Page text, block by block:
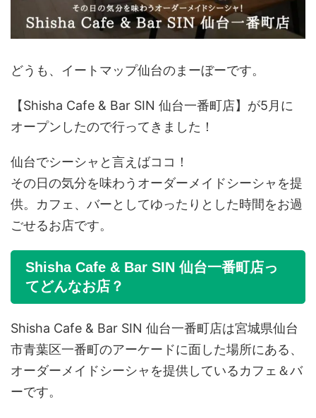
どうも、イートマップ仙台のまーぼーです。
【Shisha Cafe & Bar SIN 仙台一番町店】が5月に
オープンしたので行ってきました！
仙台でシーシャと言えばココ！
その日の気分を味わうオーダーメイドシーシャを提
供。カフェ、バーとしてゆったりとした時間をお過
ごせるお店です。
Shisha Cafe & Bar SIN 仙台一番町店っ
てどんなお店？
Shisha Cafe & Bar SIN 仙台一番町店は宮城県仙台
市青葉区一番町のアーケードに面した場所にある、
オーダーメイドシーシャを提供しているカフェ＆バ
ーです。